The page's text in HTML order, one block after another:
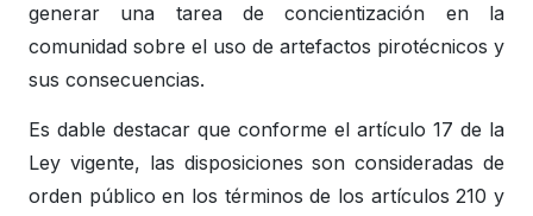
generar una tarea de concientización en la
comunidad sobre el uso de artefactos pirotécnicos y
sus consecuencias.
Es dable destacar que conforme el artículo 17 de la
Ley vigente, las disposiciones son consideradas de
orden público en los términos de los artículos 210 y